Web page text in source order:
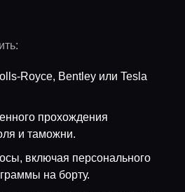
Royce, Bentley или Tesla
прохождения
и таможни.
включая персонального
на борту.